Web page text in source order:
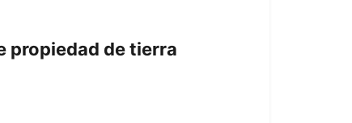
propiedad de tierra